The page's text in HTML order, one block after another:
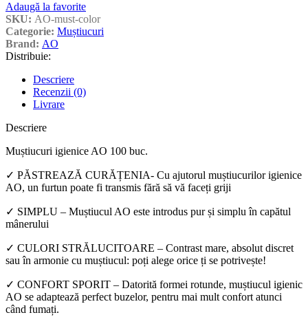
Adaugă la favorite
SKU: AO-must-color
Categorie: Muștiucuri
Brand: AO
Distribuie:
Descriere
Recenzii (0)
Livrare
Descriere
Muștiucuri igienice AO 100 buc.
✓ PĂSTREAZĂ CURĂȚENIA- Cu ajutorul muștiucurilor igienice
AO, un furtun poate fi transmis fără să vă faceți griji
✓ SIMPLU – Muștiucul AO este introdus pur și simplu în capătul
mânerului
✓ CULORI STRĂLUCITOARE – Contrast mare, absolut discret
sau în armonie cu muștiucul: poți alege orice ți se potrivește!
✓ CONFORT SPORIT – Datorită formei rotunde, muștiucul igienic
AO se adaptează perfect buzelor, pentru mai mult confort atunci
când fumați.